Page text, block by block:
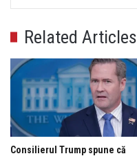
Related Articles
Consilierul Trump spune că